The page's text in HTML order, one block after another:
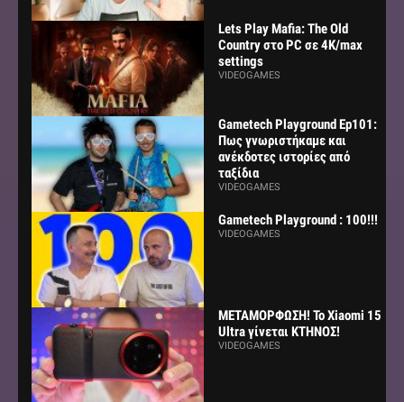
Lets Play Mafia: The Old
Country στο PC σε 4K/max
settings
VIDEOGAMES
Gametech Playground Ep101:
Πως γνωριστήκαμε και
ανέκδοτες ιστορίες από
ταξίδια
VIDEOGAMES
Gametech Playground : 100!!!
VIDEOGAMES
ΜΕΤΑΜΟΡΦΩΣΗ! Το Xiaomi 15
Ultra γίνεται ΚΤΗΝΟΣ!
VIDEOGAMES